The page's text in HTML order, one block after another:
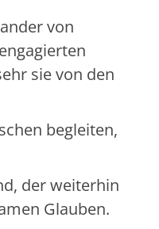
von
sie von den
begleiten,
der weiterhin
Glauben.